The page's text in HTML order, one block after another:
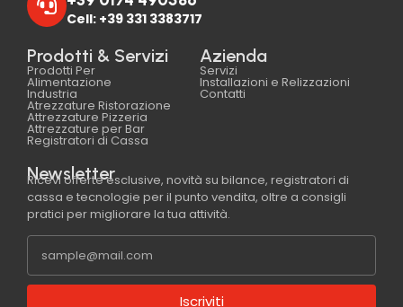
Cell: +39 331 3383717
Prodotti & Servizi
Prodotti Per
Alimentazione
Industria
Atrezzature Ristorazione
Attrezzature Pizzeria
Attrezzature per Bar
Registratori di Cassa
Azienda
Servizi
Installazioni e Relizzazioni
Contatti
Newsletter
Ricevi offerte esclusive, novità su bilance, registratori di
cassa e tecnologie per il punto vendita, oltre a consigli
pratici per migliorare la tua attività.
Iscriviti